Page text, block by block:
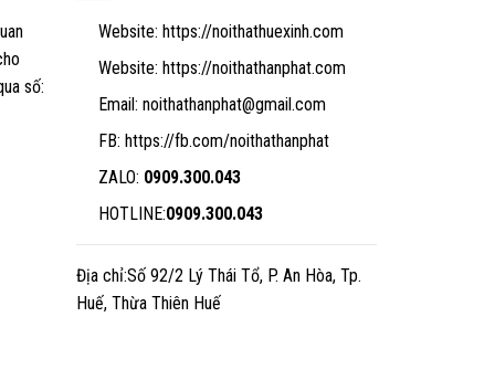
số:
Website: https://noithathuexinh.com
Website: https://noithathanphat.com
Email: noithathanphat@gmail.com
FB: https://fb.com/noithathanphat
ZALO: 0909.300.043
HOTLINE:0909.300.043
Địa chỉ:Số 92/2 Lý Thái Tổ, P. An Hòa, Tp.
Huế, Thừa Thiên Huế